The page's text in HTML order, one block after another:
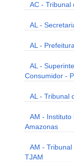
AC - Tribunal
AL -
AL -
AL -
Consumidor -
AL - Tribunal
AM - Instituto
Amazonas
AM -
TJAM